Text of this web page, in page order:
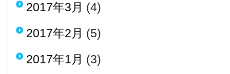
2017年3月 (4)
2017年2月 (5)
2017年1月 (3)